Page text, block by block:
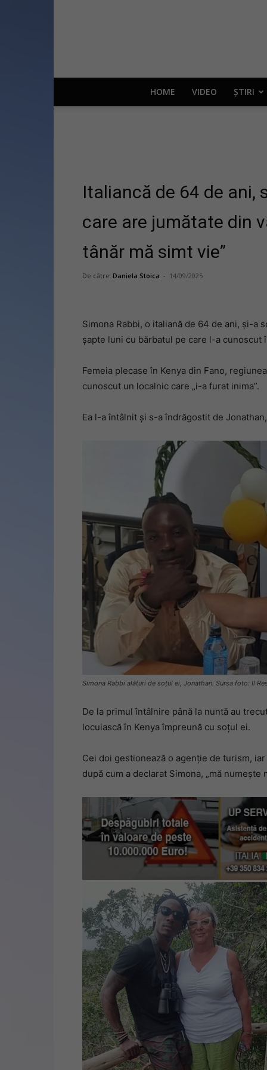
HOME VIDEO ȘTIRI
Italiancă de 64 de ani,
care are jumătate din
tânăr mă simt vie”
De către Daniela Stoica - 14/09/2025
Simona Rabbi, o italiană de 64 de ani, și-a
şapte luni cu bărbatul pe care l-a cunoscut
Femeia plecase în Kenya din Fano,
cunoscut un localnic care „i-a furat inima”.
Ea l-a întâlnit și s-a îndrăgostit de
Simona Rabbi alături de soțul ei, Jonathan. Sursa foto: Il
De la primul întâlnire până la nuntă au
locuiască în Kenya împreună cu soţul ei.
Cei doi gestionează o agenţie de turism,
după cum a declarat Simona, „mă numește